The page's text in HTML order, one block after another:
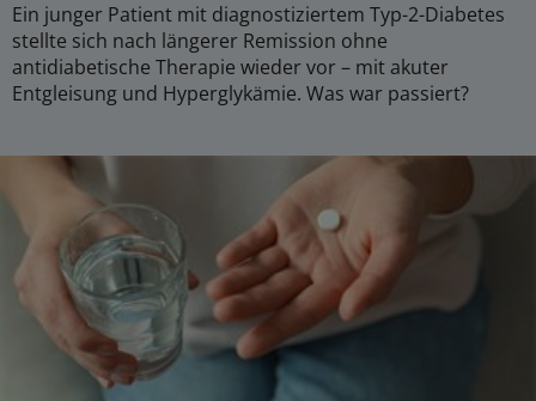
Ein junger Patient mit diagnostiziertem Typ-2-Diabetes
stellte sich nach längerer Remission ohne
antidiabetische Therapie wieder vor – mit akuter
Entgleisung und Hyperglykämie. Was war passiert?